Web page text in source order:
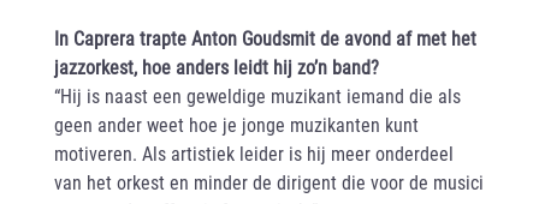
In Caprera trapte Anton Goudsmit de avond af met het
jazzorkest, hoe anders leidt hij zo’n band?
“Hij is naast een geweldige muzikant iemand die als
geen ander weet hoe je jonge muzikanten kunt
motiveren. Als artistiek leider is hij meer onderdeel
van het orkest en minder de dirigent die voor de musici